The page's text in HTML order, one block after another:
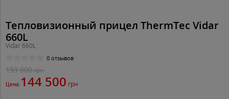
Тепловизионный прицел ThermTec Vidar
660L
Vidar 660L
0 отзывов
159 000грн
Цена: 144 500 грн